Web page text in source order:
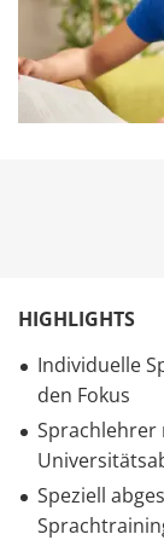
Eine Woche
HLI Québec
HIGHLIGHTS
Individuelle
den Fokus
Speziell